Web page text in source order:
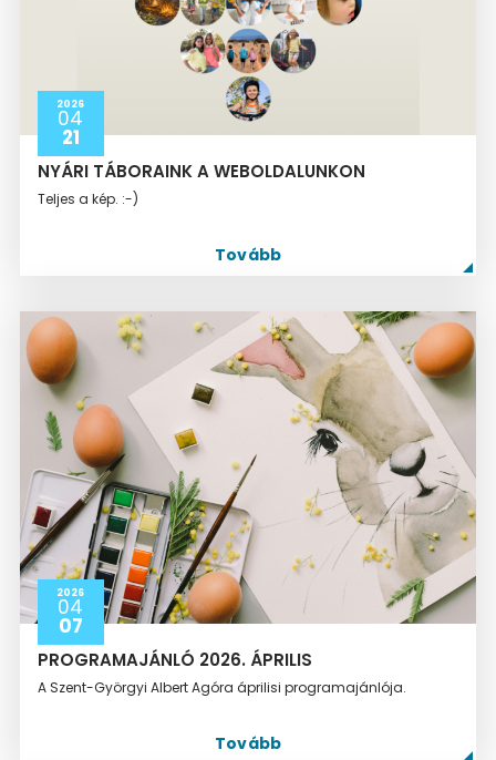
2026
04
21
NYÁRI TÁBORAINK A WEBOLDALUNKON
Teljes a kép. :-)
Tovább
2026
04
07
PROGRAMAJÁNLÓ 2026. ÁPRILIS
A Szent-Györgyi Albert Agóra áprilisi programajánlója.
Tovább